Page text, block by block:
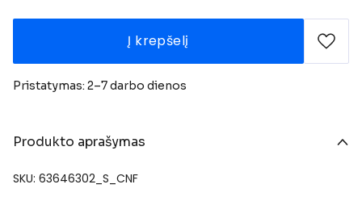
Į krepšelį
Pristatymas: 2–7 darbo dienos
Produkto aprašymas
SKU: 63646302_S_CNF